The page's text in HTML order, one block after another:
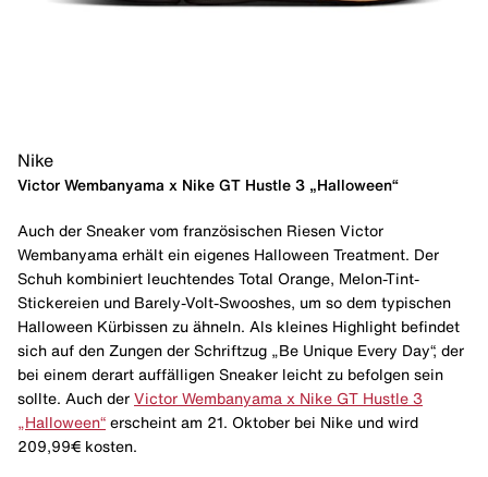
Nike
Victor Wembanyama x Nike GT Hustle 3 „Halloween“
Auch der Sneaker vom französischen Riesen Victor
Wembanyama erhält ein eigenes Halloween Treatment. Der
Schuh kombiniert leuchtendes Total Orange, Melon-Tint-
Stickereien und Barely-Volt-Swooshes, um so dem typischen
Halloween Kürbissen zu ähneln. Als kleines Highlight befindet
sich auf den Zungen der Schriftzug „Be Unique Every Day“, der
bei einem derart auffälligen Sneaker leicht zu befolgen sein
sollte. Auch der Victor Wembanyama x Nike GT Hustle 3
„Halloween“ erscheint am 21. Oktober bei Nike und wird
209,99€ kosten.